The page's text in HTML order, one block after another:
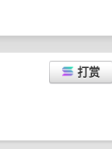
打赏